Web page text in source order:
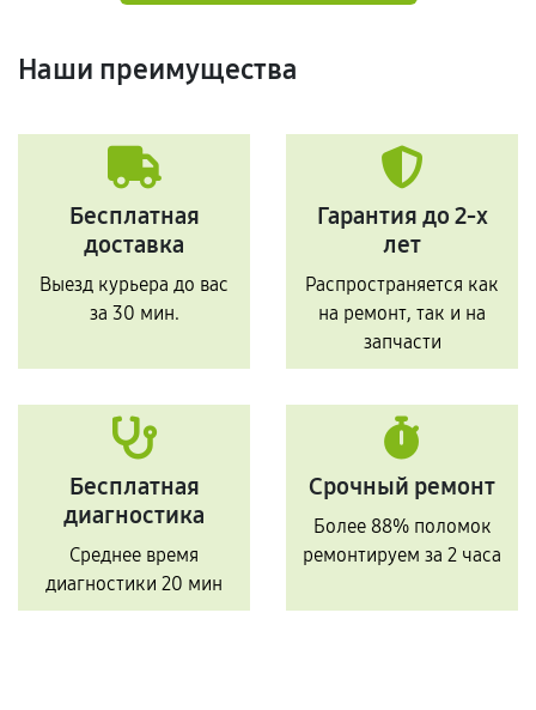
Наши преимущества
Бесплатная
доставка
Выезд курьера до вас
за 30 мин.
Гарантия до 2-х
лет
Распространяется как
на ремонт, так и на
запчасти
Бесплатная
диагностика
Среднее время
диагностики 20 мин
Срочный ремонт
Более 88% поломок
ремонтируем за 2 часа